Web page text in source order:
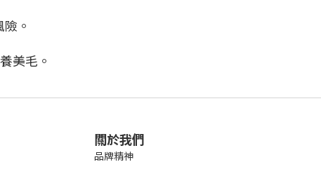
。
美毛。
關於我們
品牌精神